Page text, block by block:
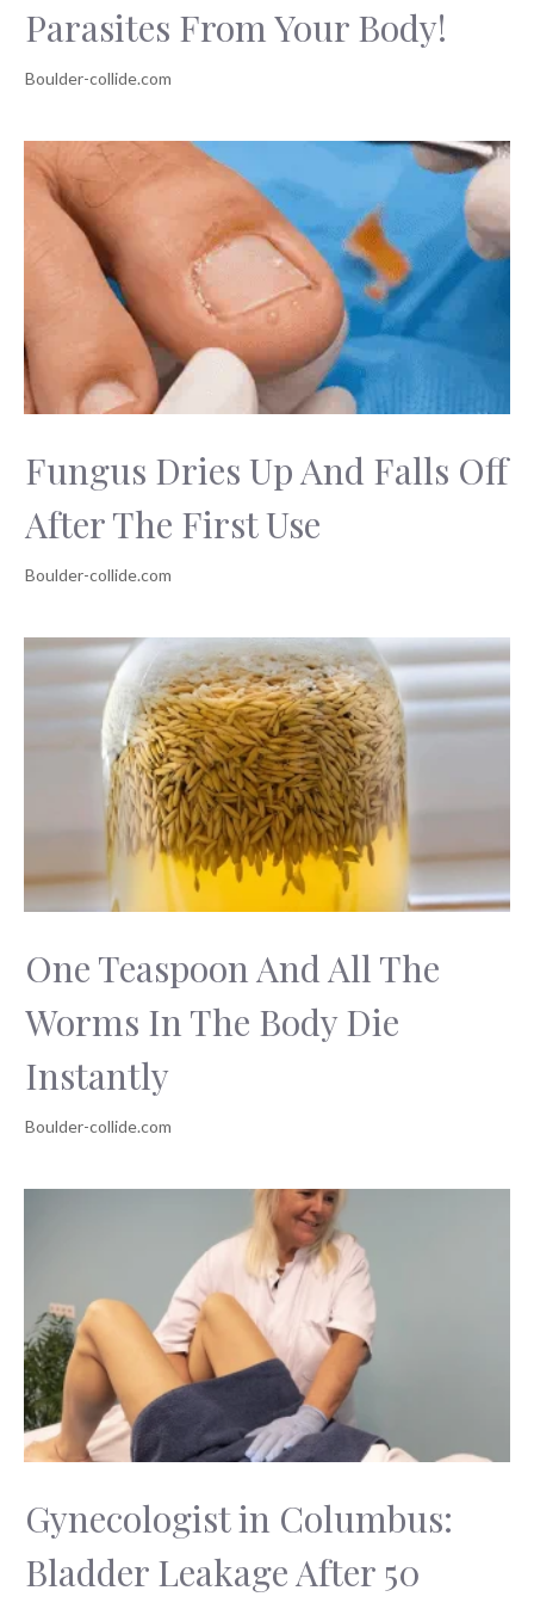
Parasites From Your Body!
Fungus Dries Up And Falls Off
After The First Use
One Teaspoon And All The
Worms In The Body Die
Instantly
Gynecologist in Columbus:
Bladder Leakage After 50